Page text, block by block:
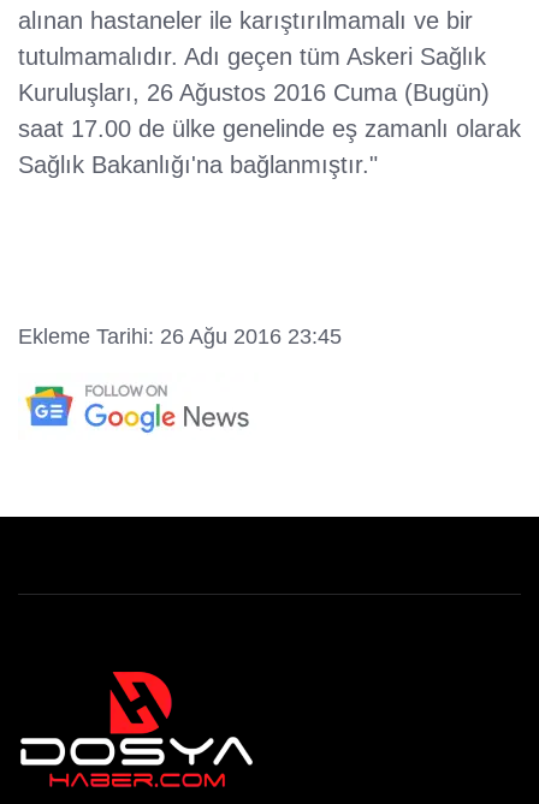
alınan hastaneler ile karıştırılmamalı ve bir
tutulmamalıdır. Adı geçen tüm Askeri Sağlık
Kuruluşları, 26 Ağustos 2016 Cuma (Bugün)
saat 17.00 de ülke genelinde eş zamanlı olarak
Sağlık Bakanlığı'na bağlanmıştır."
Ekleme Tarihi: 26 Ağu 2016 23:45